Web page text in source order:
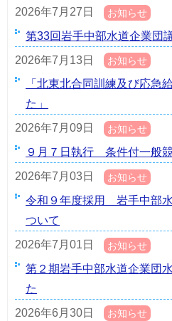
2026年7月27日
お知らせ
第33回岩手中部水道企業団
2026年7月13日
お知らせ
「北東北合同訓練及び応急
た」
2026年7月09日
お知らせ
９月７日執行 条件付一般
2026年7月03日
お知らせ
令和９年度採用 岩手中部
ついて
2026年7月01日
お知らせ
第２期岩手中部水道企業団
た
2026年6月30日
お知らせ